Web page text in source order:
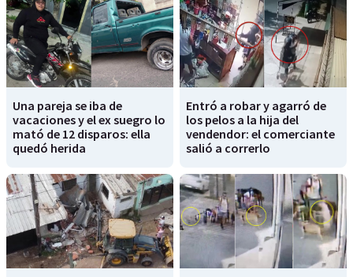
Una pareja se iba de
vacaciones y el ex suegro lo
mató de 12 disparos: ella
quedó herida
Entró a robar y agarró de
los pelos a la hija del
vendendor: el comerciante
salió a correrlo